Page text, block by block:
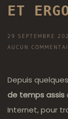
ET
29 SEPTEMBRE
AUCUN
HÅG
:
DESIGN
Depuis
de temps assis
Internet, pour